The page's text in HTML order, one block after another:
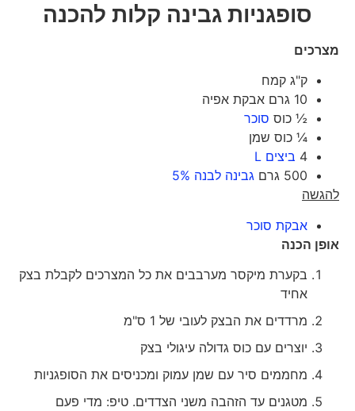
סופגניות גבינה קלות להכנה
מצרכים
ק"ג קמח
10 גרם אבקת אפיה
½ כוססוכר
¼ כוס שמן
4 ביצים L
500 גרם
גבינה לבנה 5%
להגשה
אבקת סוכר
אופן הכנה
בקערת מיקסר מערבבים את כל המצרכים לקבלת בצק
אחיד
מרדדים את הבצק לעובי של 1 ס"מ
יוצרים עם כוס גדולה עיגולי בצק
מחממים סיר עם שמן עמוק ומכניסים את הסופגניות
מטגנים עד הזהבה משני הצדדים. טיפ: מדי פעם